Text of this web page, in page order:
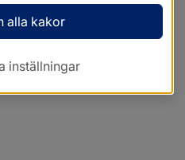
alla kakor
inställningar